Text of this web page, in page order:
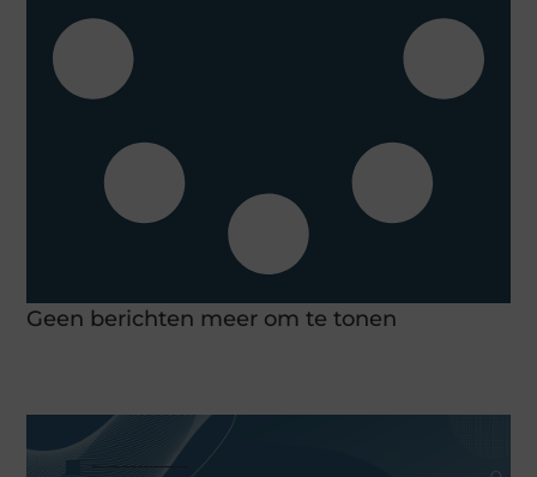
Geen berichten meer om te tonen